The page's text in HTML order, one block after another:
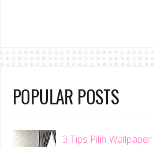
POPULAR POSTS
3 Tips Pilih